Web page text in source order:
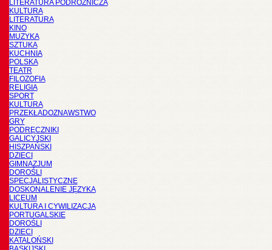
LITERATURA PODRÓŻNICZA
KULTURA
LITERATURA
KINO
MUZYKA
SZTUKA
KUCHNIA
POLSKA
TEATR
FILOZOFIA
RELIGIA
SPORT
KULTURA
PRZEKŁADOZNAWSTWO
GRY
PODRĘCZNIKI
GALICYJSKI
HISZPAŃSKI
DZIECI
GIMNAZJUM
DOROŚLI
SPECJALISTYCZNE
DOSKONALENIE JĘZYKA
LICEUM
KULTURA I CYWILIZACJA
PORTUGALSKIE
DOROŚLI
DZIECI
KATALOŃSKI